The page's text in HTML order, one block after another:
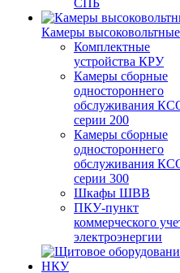
СПБ
Камеры высоковольтные
Комплектные
устройства КРУ
Камеры сборные
одностороннего
обслуживания
серии 200
Камеры сборные
одностороннего
обслуживания
серии 300
Шкафы ШВВ
ПКУ-пункт
коммерческого
электроэнергии